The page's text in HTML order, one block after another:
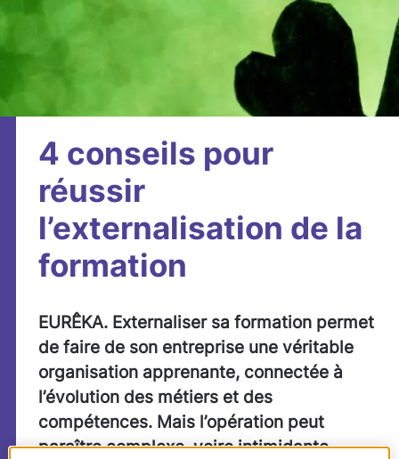
4 conseils pour
réussir
l’externalisation de la
formation
EURÊKA. Externaliser sa formation permet
de faire de son entreprise une véritable
organisation apprenante, connectée à
l’évolution des métiers et des
compétences. Mais l’opération peut
paraître complexe, voire intimidante.